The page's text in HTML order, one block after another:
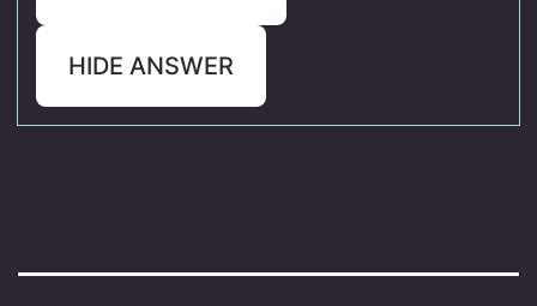
HIDE ANSWER